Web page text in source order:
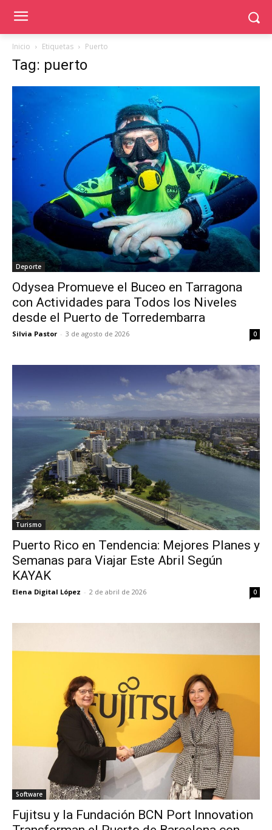
Inicio Etiquetas Puerto
Tag: puerto
Deporte
Odysea Promueve el Buceo en Tarragona
con Actividades para Todos los Niveles
desde el Puerto de Torredembarra
Silvia Pastor - 3 de agosto de 2026 0
Turismo
Puerto Rico en Tendencia: Mejores Planes y
Semanas para Viajar Este Abril Según
KAYAK
Elena Digital López - 2 de abril de 2026 0
Software
Fujitsu y la Fundación BCN Port Innovation